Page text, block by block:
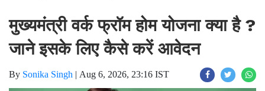
मुख्यमंत्री वर्क फ्रॉम होम योजना क्या है ?
जाने इसके लिए कैसे करें आवेदन
By Sonika Singh | Aug 6, 2026, 23:16 IST